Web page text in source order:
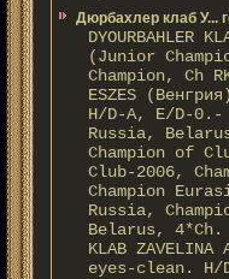
Дюрбахлер клаб У...
(Junior
Champion, Ch
ESZES
H/D-A, E/D-0.-
Russia,
Champion of
Club-2006,
Champion
Russia,
Belarus, 4*Ch.
KLAB
eyes-clean.